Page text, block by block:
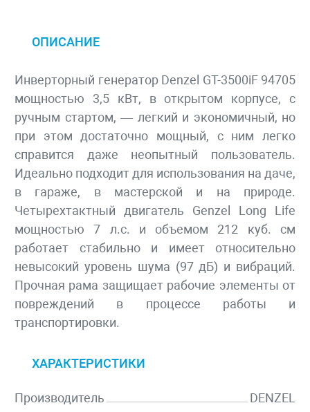
ОПИСАНИЕ
Инверторный генератор Denzel GT-3500iF 94705
мощностью 3,5 кВт, в открытом корпусе, с
ручным стартом, — легкий и экономичный, но
при этом достаточно мощный, с ним легко
справится даже неопытный пользователь.
Идеально подходит для использования на даче,
в гараже, в мастерской и на природе.
Четырехтактный двигатель Genzel Long Life
мощностью 7 л.с. и объемом 212 куб. см
работает стабильно и имеет относительно
невысокий уровень шума (97 дБ) и вибраций.
Прочная рама защищает рабочие элементы от
повреждений в процессе работы и
транспортировки.
ХАРАКТЕРИСТИКИ
Производитель
DENZEL